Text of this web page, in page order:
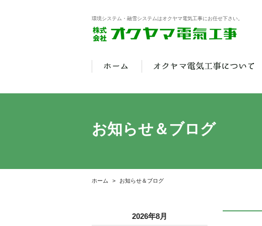
環境システム・融雪システムはオクヤマ電気工事にお任せ下さい。
お知らせ＆ブログ
ホーム お知らせ＆ブログ
2026年8月